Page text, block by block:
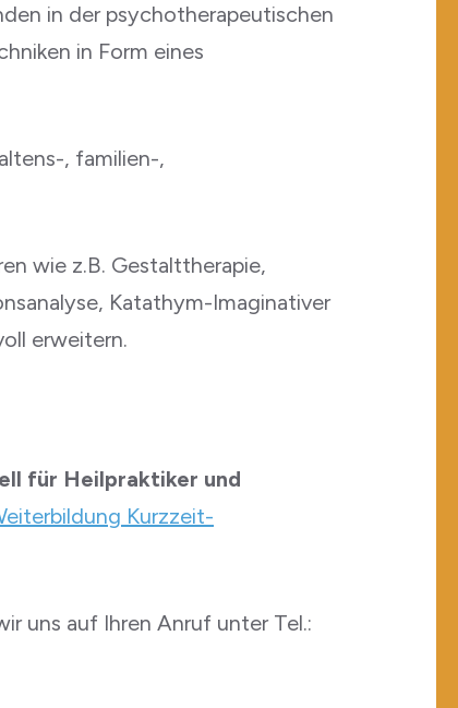
in der psychotherapeutischen
in Form eines
, familien-,
wie z.B. Gestalttherapie,
Katathym-Imaginativer
erweitern.
für Heilpraktiker und
Kurzzeit-
uns auf Ihren Anruf unter Tel.: